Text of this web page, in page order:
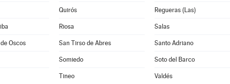
Quirós Regueras (Las)
Riosa Salas
Oscos San Tirso de Abres Santo Adriano
Somiedo Soto del Barco
Tineo Valdés